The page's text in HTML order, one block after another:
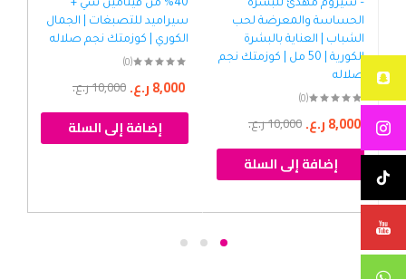
– سيروم مهدئ للبشرة
الحساسة والمعرضة لحب
الشباب | العناية بالبشرة
الكورية | 50 مل | كوزمتك نجم
صلاله
(0)
10,000ر.ع. 8,000ر.ع.
إضافة إلى السلة
40% من فيتامين سي +
سيراميد للتصبغات | الجمال
الكوري | كوزمتك نجم صلاله
(0)
10,000ر.ع. 8,000ر.ع.
إضافة إلى السلة